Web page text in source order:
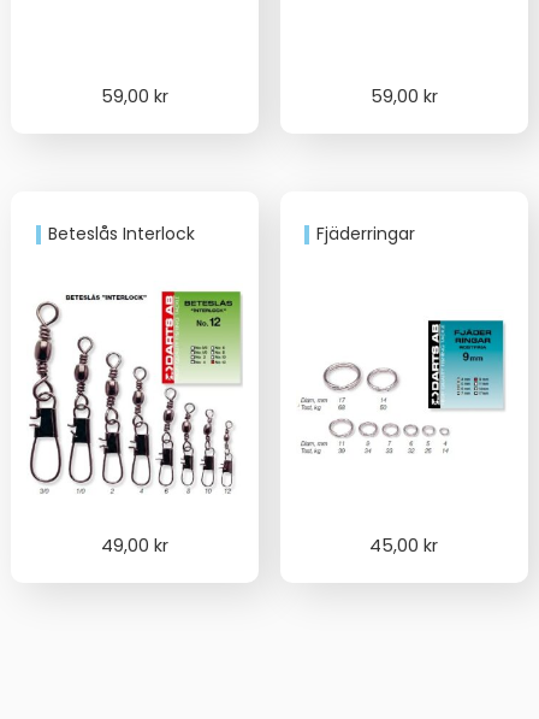
59,00kr 59,00 kr
Beteslås Interlock
49,00kr
Fjäderringar
45,00kr